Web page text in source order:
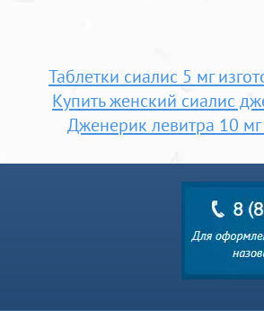
Таблетки сиалис 5 мг
Купить женский сиалис
Дженерик левитра 10